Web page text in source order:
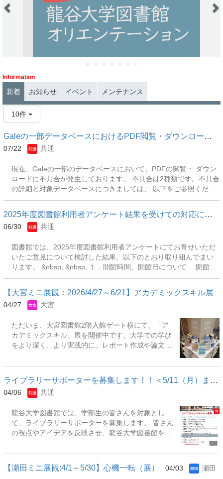
v
t
Information
新着 お知らせ イベント メンテナンス
10件
Galeの一部データベースにおけるPDF閲覧・ダウンロードの不具合に...
07/22 共通
現在、Galeの一部のデータベースにおいて、PDFの閲覧・ ダウン
ロードに不具合が発生しております。 不具合は2種類です。不具合
の詳細と対象データベースにつきましては、 以下をご参照くださ
い。 復旧予定は2026年8月初旬を予定しております。 &nbsp; ①記
事表示画面での版元提供PDFの閲覧不具合 記事表示画面の
「Original Document(PDF)」のタブを閲覧する場合、 エラーメッ
セージが表示され、PDFが閲覧できません。 対象データベース：
OneFile,&nbsp;Gale&nbsp;General OneFileほか) ・
Gale&nbsp;Literature ・Gale&nbsp;Power
Search（Gale&nbsp;OneFileデータベース、
Gale&nbsp;Literature,&nbsp;Gale&nbsp;in Contextデータベー
ス、Gale&nbsp;eBooks等の横断検索ツール） &nbsp;&nbsp; ②記
事表示画面でのダウンロード不具合 記事表示画面のダウンロード
のアイコンをクリックすると、 エラーメッセージが表示され、
PDFのダウンロードが出来ません 。 ただし、印刷のアイコンを押
し、&rdquo;Print to PDF&rdquo;を送信先に選ぶと、PDFが入手で
きます。 また、 同じ記事をGale&nbsp;Academic OneFile...
2025年度図書館利用者アンケート結果を受けての対応について
06/30 共通
図書館では、2025年度図書館利用者アンケートにてお寄せいただ
いたご意見について検討した結果、以下のとおり取り組んでまい
ります。 &nbsp; &nbsp; １．開館時間、開館日について 開館時
間について、平日の開館時間の前倒しや土日における開館時間の
延長の意見、また、開館日の拡大の意見がありましたが、これま
での利用実績を踏まえて、現状のままとします。 ただし、今後
も引き続き、次年度の開館スケジュールを作成にあたっては、直
近３か年の利用実績を確認のうえ、開館時間や開館日の見直しを
検討することとします。 &nbsp; ２．図書館サービスについて
図書館が実施しているガイダンス・講習会について、アンケート
回答者の7割から「参加していない」との回答がありました。参加
した利用者からは、概ね役に立ったという回答が得られていま
す。アンケートの回答からは、図書館が提供しているサービスが
十分に認知されていない状況も見受けられました。図書館Ｗｅｂ
サイトにはオリエンテーション動画を掲載するとともに対面での
ガイダンスも実施しており、これらの認知度を高め、参加率を上
げる方策を検討します。 また、閲覧席について、個人スペース...
【大宮ミニ展観：2026/4/27～6/21】アカデミックスキル展
04/27 大宮
ただいま、大宮図書館2階入館ゲート横にて、「ア
カデミックスキル」展を開催中です。大学での学び
をより深く、より実践的に。レポート作成や論文執
方、など知的活動を支える内容を紹介しています。
これから学びを本格化させる方はもちろん、日々の
レポートや研究に課題を感じている方にも役立つ一
冊が見つかるのではないでしょうか。 展示資料はす
さまのご来館をお待ちしております。 展示期間
&hellip;4/27（月）～6/21（日）展示場所&hellip;大
宮図書館 2階 入館ゲート横【主な展示資料】・
ディ・スキルズから自己開発へ・批判的思考力を高
めるエクササイズ : その情報は信頼できる?・失敗か
ら学ぶ大学生のレポート作成法・思考を鍛えるレポ
ライブラリーサポーターを募集します！！＜5/11（月）まで＞
04/06 共通
龍谷大学図書館では、学部生の皆さんを対象とし
て、ライブラリーサポーターを募集します。 皆さん
の視点やアイデアを反映させ、龍谷大学図書館をさ
に活動しませんか！&nbsp; ◎対象：本学学部生 ◎
活動内容 学生にとって親しみやすい図書館づくりの
ための様々な活動を予定しています。これまでの主
【瀬田ミニ展観:4/1～5/30】心機一転（展） 04/03 瀬田